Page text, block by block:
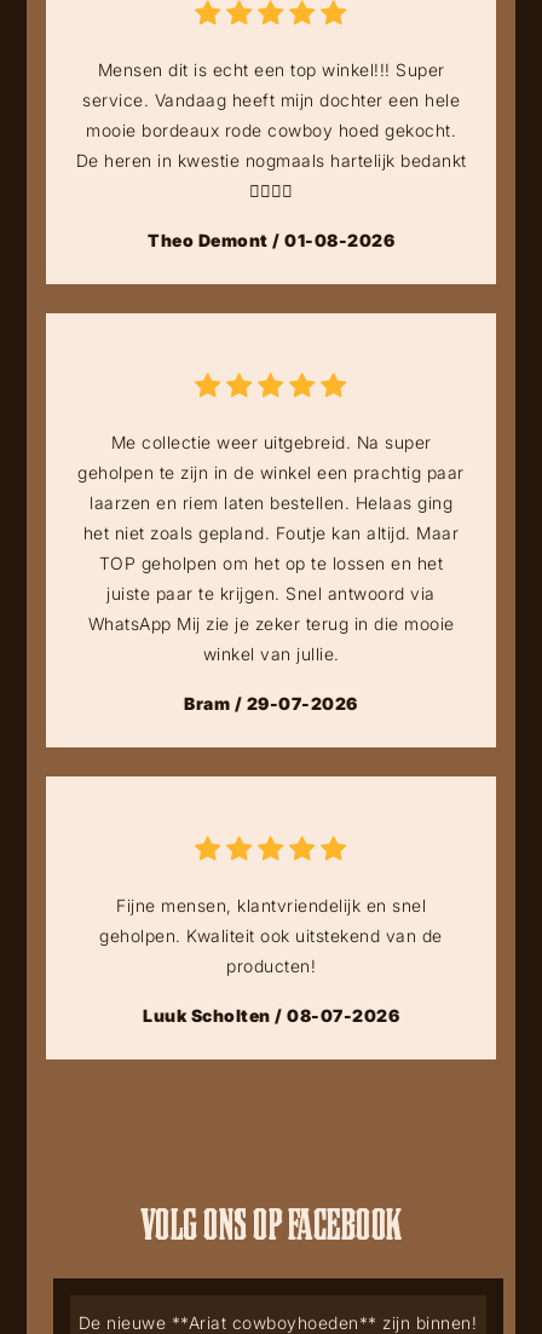
Mensen dit is echt een top winkel!!! Super
service. Vandaag heeft mijn dochter een hele
mooie bordeaux rode cowboy hoed gekocht.
De heren in kwestie nogmaals hartelijk bedankt
👍🏻👍🏻
Theo Demont / 01-08-2026
Me collectie weer uitgebreid. Na super
geholpen te zijn in de winkel een prachtig paar
laarzen en riem laten bestellen. Helaas ging
het niet zoals gepland. Foutje kan altijd. Maar
TOP geholpen om het op te lossen en het
juiste paar te krijgen. Snel antwoord via
WhatsApp Mij zie je zeker terug in die mooie
winkel van jullie.
Bram / 29-07-2026
Fijne mensen, klantvriendelijk en snel
geholpen. Kwaliteit ook uitstekend van de
producten!
Luuk Scholten / 08-07-2026
VOLG ONS OP FACEBOOK
De nieuwe **Ariat cowboyhoeden** zijn binnen!